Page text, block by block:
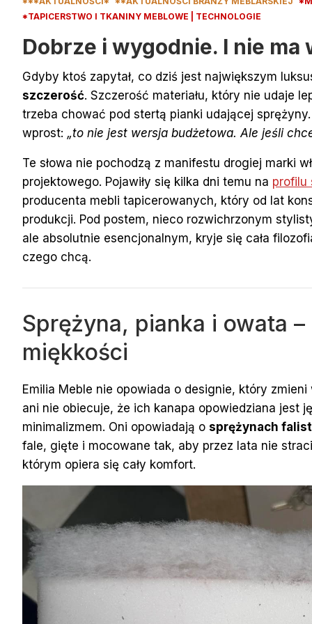
*TAPICERSTWO I TKANINY MEBLOWE | TECHNOLOGIE
Dobrze i wygodnie. I nie
Gdyby ktoś zapytał, co dziś jest największym
szczerość. Szczerość materiału, który nie udaje
trzeba chować pod stertą pianki udającej
wprost: „to nie jest wersja budżetowa. Ale jeśli
Te słowa nie pochodzą z manifestu drogiej marki
projektowego. Pojawiły się kilka dni temu na profilu
producenta mebli tapicerowanych, który od lat
produkcji. Pod postem, nieco rozwichrzonym
ale absolutnie esencjonalnym, kryje się cała
czego chcą.
Sprężyna, pianka i owata
miękkości
Emilia Meble nie opowiada o designie, który
ani nie obiecuje, że ich kanapa opowiedziana jest
minimalizmem. Oni opowiadają o sprężynach
fale, gięte i mocowane tak, aby przez lata nie
którym opiera się cały komfort.